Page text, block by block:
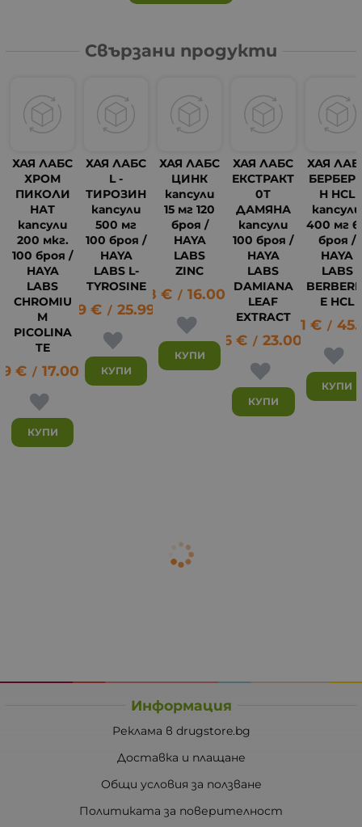
Свързани продукти
ХАЯ ЛАБС
ХРОМ
ПИКОЛИ
НАТ
капсули
200 мкг.
100 броя /
HAYA
LABS
CHROMIU
M
PICOLINA
TE
€ / 17.00 лв.
КУПИ
ХАЯ ЛАБС
L -
ТИРОЗИН
капсули
500 мг
100 броя /
HAYA
LABS L-
TYROSINE
13.29 € / 25.99
КУПИ
ХАЯ ЛАБС
ЦИНК
капсули
15 мг 120
броя /
HAYA
LABS
ZINC
8.18 € / 16.00 лв.
КУПИ
ХАЯ ЛАБС
ЕКСТРАКТ
0Т
ДАМЯНА
капсули
100 броя /
HAYA
LABS
DAMIANA
LEAF
EXTRACT
11.76 € / 23.00
КУПИ
ХАЯ
Н HCL
капсули
400 мг
броя /
HAYA
LABS
E HCL
23.01 € /
КУПИ
Информация
Реклама в drugstore.bg
Доставка и плащане
Общи условия за ползване
Политиката за поверителност